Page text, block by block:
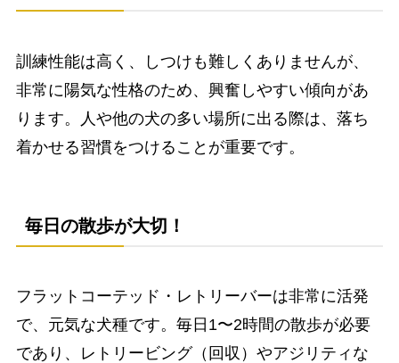
訓練性能は高く、しつけも難しくありませんが、
非常に陽気な性格のため、興奮しやすい傾向があ
ります。人や他の犬の多い場所に出る際は、落ち
着かせる習慣をつけることが重要です。
毎日の散歩が大切！
フラットコーテッド・レトリーバーは非常に活発
で、元気な犬種です。毎日1〜2時間の散歩が必要
であり、レトリービング（回収）やアジリティな